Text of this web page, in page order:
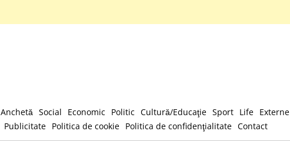
Anchetă Social Economic Politic Cultură/Educaţie Sport Life Externe
Publicitate Politica de cookie Politica de confidenţialitate Contact